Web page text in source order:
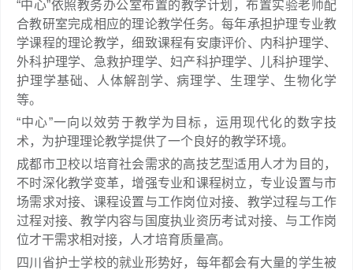
“中心”依照教务办公室布置的教学计划，布置实验老师配
合教研室完成相应的理论教学任务。每年承担护理专业教
学课程的理论教学，细致课程有安康评价、内科护理学、
外科护理学、急救护理学、妇产科护理学、儿科护理学、
护理学基础、人体解剖学、病理学、生理学、生物化学
等。
“中心”一向以效劳于教学为目标，运用现代化的数字技
术，为护理理论教学提供了一个良好的教学环境。
成都市卫校以培育社会需求的高技艺型适用人才为目的，
不时深化教学变革，增强专业和课程树立，专业设置与市
场需求对接、课程设置与工作岗位对接、教学过程与工作
过程对接、教学内容与国度执业资历考试对接、与工作岗
位才干需求相对接，人才培育质量高。
四川省护士学校的就业形势好，每年都会有大量的学生被